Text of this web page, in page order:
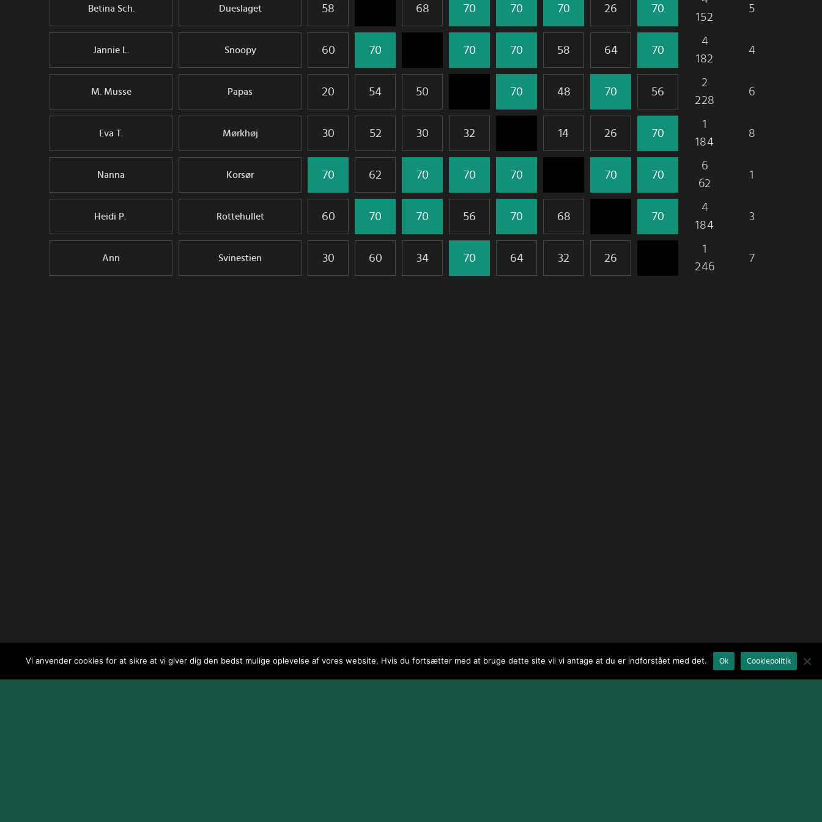
152
5
4
182
4
2
228
6
1
184
8
6
62
1
4
184
3
1
246
7
Vi anvender cookies for at sikre at vi giver dig den bedst mulige oplevelse af vores website. Hvis du fortsætter med at bruge dette site vil vi antage at du er indforstået med det. Ok Cookiepolitik